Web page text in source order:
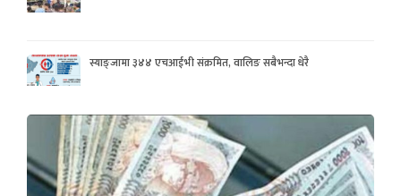
स्याङ्जामा ३४४ एचआईभी संक्रमित, वालिङ सबैभन्दा धेरै